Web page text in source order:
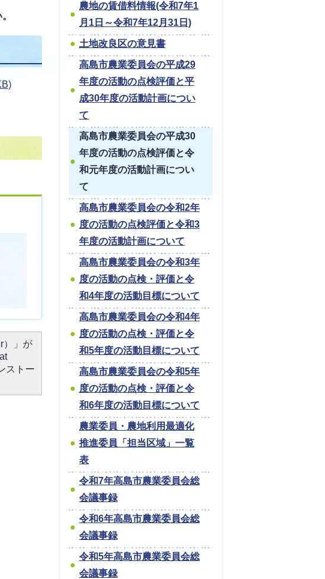
）」が
ストー
農地の賃借料情報(令和7年1
月1日～令和7年12月31日)
土地改良区の意見書
高島市農業委員会の平成29
年度の活動の点検評価と平
成30年度の活動計画につい
て
高島市農業委員会の平成30
年度の活動の点検評価と令
和元年度の活動計画につい
て
高島市農業委員会の令和2年
度の活動の点検評価と令和3
年度の活動計画について
高島市農業委員会の令和3年
度の活動の点検・評価と令
和4年度の活動目標について
高島市農業委員会の令和4年
度の活動の点検・評価と令
和5年度の活動目標について
高島市農業委員会の令和5年
度の活動の点検・評価と令
和6年度の活動目標について
農業委員・農地利用最適化
推進委員「担当区域」一覧
表
令和7年高島市農業委員会総
会議事録
令和6年高島市農業委員会総
会議事録
令和5年高島市農業委員会総
会議事録